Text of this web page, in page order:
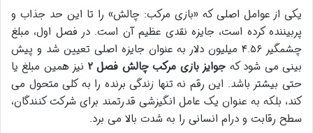
یکی از عوامل اصلی که «بازی مرکب: چالش» را تا این حد جذاب و
پربیننده کرده است، جایزه نقدی عظیم آن است. در فصل اول، مبلغ
چشمگیر ۴.۵۶ میلیون دلار به عنوان جایزه اصلی تعیین شد و پیش
بینی می شود که جوایز بازی مرکب چالش فصل ۲ نیز همین مبلغ یا
حتی بیشتر باشد. این رقم نه تنها زندگی برنده را به کلی متحول می
کند، بلکه به عنوان یک عامل انگیزشی قدرتمند برای شرکت کنندگان،
سطح رقابت و درام انسانی را به شدت بالا می برد.